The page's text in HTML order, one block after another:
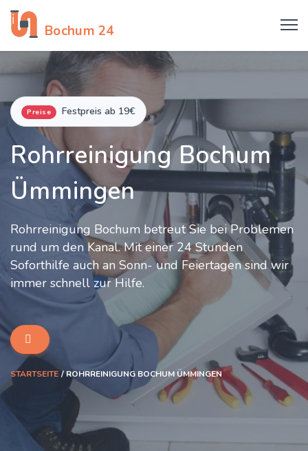
Bochum 24
Preise Festpreis ab 19€
Rohrreinigung Bochum
Ümmingen
Rohrreinigung Bochum betreut Sie bei Problemen
rund um den Kanal. Mit einer 24 Stunden
Soforthilfe auch an Sonn- und Feiertagen sind wir
immer schnell zur Hilfe.
STARTSEITE ROHRREINIGUNG BOCHUM ÜMMINGEN